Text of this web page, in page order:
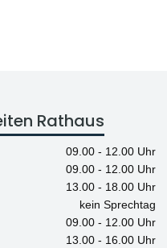
Rathaus
09.00 - 12.00 Uhr
09.00 - 12.00 Uhr
13.00 - 18.00 Uhr
kein Sprechtag
09.00 - 12.00 Uhr
13.00 - 16.00 Uhr